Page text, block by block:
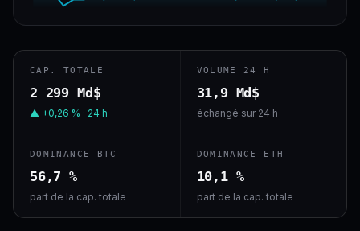
CAP. TOTALE
2 299 Md$
▲ +0,26 % · 24 h
VOLUME 24 H
31,9 Md$
échangé sur 24 h
DOMINANCE BTC
56,7 %
part de la cap. totale
DOMINANCE ETH
10,1 %
part de la cap. totale